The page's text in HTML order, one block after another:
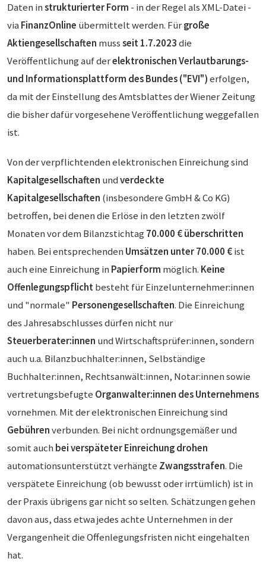
Daten instrukturierter Form - in der Regel als XML-Datei -
via FinanzOnline übermittelt werden. Fürgroße
Aktiengesellschaften mussseit 1.7.2023die
Veröffentlichung auf derelektronischen Verlautbarungs-
und Informationsplattform des Bundes ("EVI")erfolgen,
da mit der Einstellung des Amtsblattes der Wiener Zeitung
die bisher dafür vorgesehene Veröffentlichung weggefallen
ist.
Von der verpflichtenden elektronischen Einreichung sind
Kapitalgesellschaften undverdeckte
Kapitalgesellschaften (insbesondere GmbH & Co KG)
betroffen, bei denen die Erlöse in den letzten zwölf
Monaten vor dem Bilanzstichtag 70.000 € überschritten
haben. Bei entsprechenden Umsätzen unter70.000 €ist
auch eine Einreichung in Papierform möglich. Keine
Offenlegungspflichtbesteht für Einzelunternehmer:innen
und "normale" Personengesellschaften. Die Einreichung
des Jahresabschlusses dürfen nicht nur
Steuerberater:innen und Wirtschaftsprüfer:innen, sondern
auch u.a. Bilanzbuchhalter:innen, Selbständige
Buchhalter:innen, Rechtsanwält:innen, Notar:innen sowie
vertretungsbefugte Organwalter:innen des Unternehmens
vornehmen. Mit der elektronischen Einreichung sind
Gebührenverbunden. Bei nicht ordnungsgemäßer und
somit auch bei verspäteter Einreichung drohen
automationsunterstützt verhängte Zwangsstrafen. Die
verspätete Einreichung (ob bewusst oder irrtümlich) ist in
der Praxis übrigens gar nicht so selten. Schätzungen gehen
davon aus, dass etwa jedes achte Unternehmen in der
Vergangenheit die Offenlegungsfristen nicht eingehalten
hat.